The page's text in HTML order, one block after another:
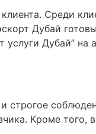
Среди
Дубай
услуги Дубай” на
строгое
Кроме того,